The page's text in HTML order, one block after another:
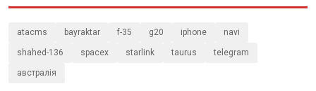
atacms bayraktar f-35 g20 iphone navi
shahed-136 spacex starlink taurus telegram
австралія